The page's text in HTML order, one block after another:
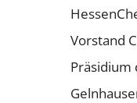
Vorstand
Präsidium